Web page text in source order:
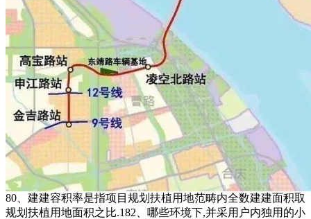
80、建建容积率是指项目规划扶植用地范畴内全数建建面积取
规划扶植用地面积之比.182、哪些环境下,并采用户内独用的小